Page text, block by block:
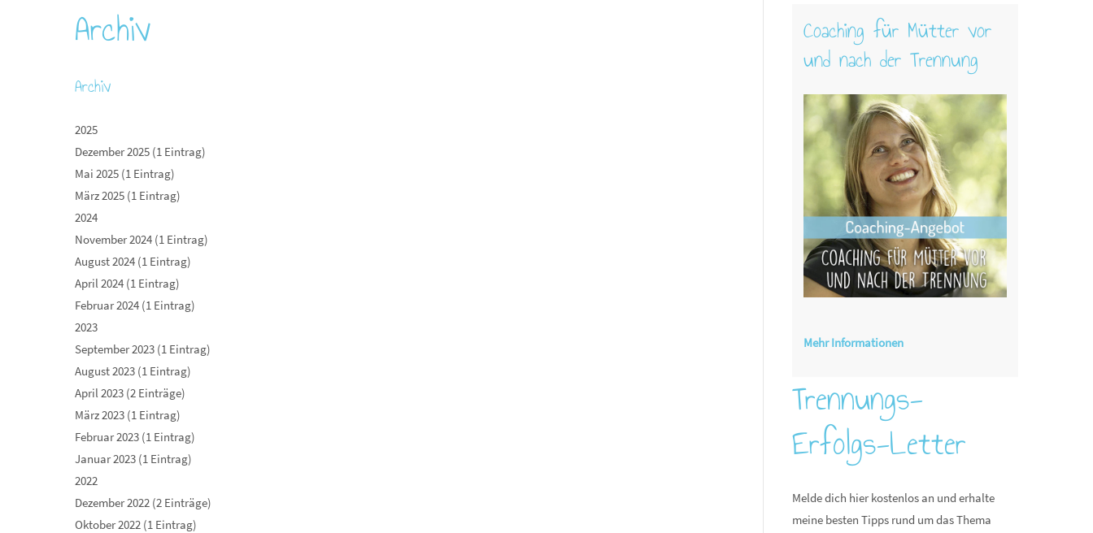
Archiv
Archiv
2025
Dezember 2025 (1 Eintrag)
Mai 2025 (1 Eintrag)
März 2025 (1 Eintrag)
2024
November 2024 (1 Eintrag)
August 2024 (1 Eintrag)
April 2024 (1 Eintrag)
Februar 2024 (1 Eintrag)
2023
September 2023 (1 Eintrag)
August 2023 (1 Eintrag)
April 2023 (2 Einträge)
März 2023 (1 Eintrag)
Februar 2023 (1 Eintrag)
Januar 2023 (1 Eintrag)
2022
Dezember 2022 (2 Einträge)
Oktober 2022 (1 Eintrag)
Coaching für Mütter vor
und nach der Trennung
Mehr Informationen
Trennungs-
Erfolgs-Letter
Melde dich hier kostenlos an und erhalte
meine besten Tipps rund um das Thema